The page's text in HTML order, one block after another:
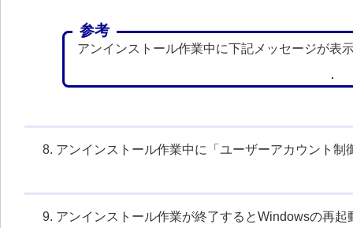
参考
アンインストール作業中に下記メッセージが表
アンインストール作業中に「ユーザーアカウント
アンインストール作業が終了するとWindowsの再